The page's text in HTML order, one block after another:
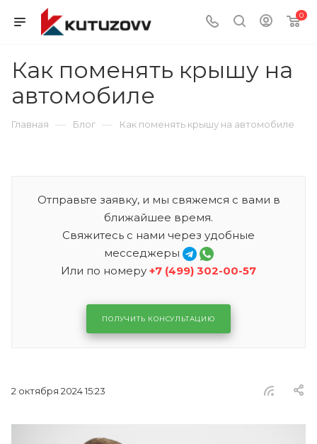
0
Как поменять крышу на
автомобиле
Главная — Блог — Как поменять крышу на автомобиле
Отправьте заявку, и мы свяжемся с вами в
ближайшее время.
Свяжитесь с нами через удобные
месседжеры
Или по номеру +7 (499) 302-00-57
ПОЛУЧИТЬ КОНСУЛЬТАЦИЮ
2 октября 2024 15:23